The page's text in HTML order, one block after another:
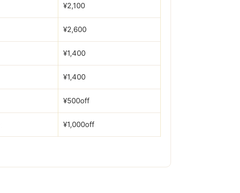
¥2,100
¥2,600
¥1,400
¥1,400
¥500off
¥1,000off